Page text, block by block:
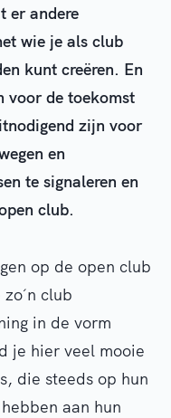
er andere
wie je als club
kunt creëren. En
voor de toekomst
zijn voor
en
te signaleren en
club.
op de open club
club
in de vorm
je hier veel mooie
die steeds op hun
aan hun